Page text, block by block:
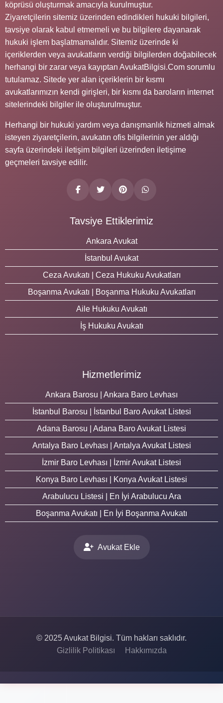
köprüsü oluşturmak amacıyla kurulmuştur.
Ziyaretçilerin sitemiz üzerinden edindikleri hukuki bilgileri,
tavsiye olarak kabul etmemeli ve bu bilgilere dayanarak
hukuki işlem başlatmamalıdır. Sitemiz üzerinde ki
içeriklerden veya avukatların verdiği bilgilerden doğabilecek
herhangi bir zarar veya kayıptan AvukatBilgisi.Com sorumlu
tutulamaz. Sitede yer alan içeriklerin bir kısmı
avukatlarımızın kendi girişleri, bir kısmı da baroların internet
sitelerindeki bilgiler ile oluşturulmuştur.
Herhangi bir hukuki yardım veya danışmanlık hizmeti almak
isteyen ziyaretçilerin, avukatın ofis bilgilerinin yer aldığı
sayfa üzerindeki iletişim bilgileri üzerinden iletişime
geçmeleri tavsiye edilir.
Tavsiye Ettiklerimiz
Ankara Avukat
İstanbul Avukat
Ceza Avukatı | Ceza Hukuku Avukatları
Boşanma Avukatı | Boşanma Hukuku Avukatları
Aile Hukuku Avukatı
İş Hukuku Avukatı
Hizmetlerimiz
Ankara Barosu | Ankara Baro Levhası
İstanbul Barosu | İstanbul Baro Avukat Listesi
Adana Barosu | Adana Baro Avukat Listesi
Antalya Baro Levhası | Antalya Avukat Listesi
İzmir Baro Levhası | İzmir Avukat Listesi
Konya Baro Levhası | Konya Avukat Listesi
Arabulucu Listesi | En İyi Arabulucu Ara
Boşanma Avukatı | En İyi Boşanma Avukatı
Avukat Ekle
© 2025 Avukat Bilgisi. Tüm hakları saklıdır.
Gizlilik Politikası
Hakkımızda